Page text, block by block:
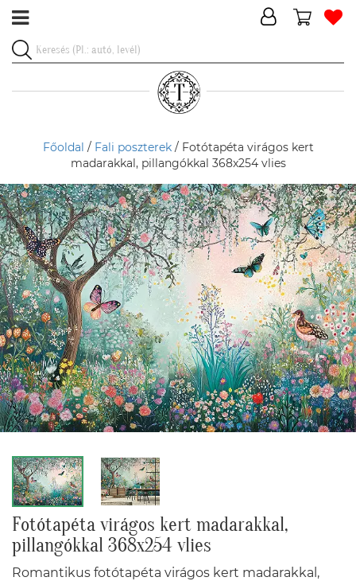
Főoldal / Fali poszterek/ Fotótapéta virágos kert
madarakkal, pillangókkal 368x254 vlies
Fotótapéta virágos kert madarakkal,
pillangókkal 368x254 vlies
Romantikus fotótapéta virágos kert madarakkal,